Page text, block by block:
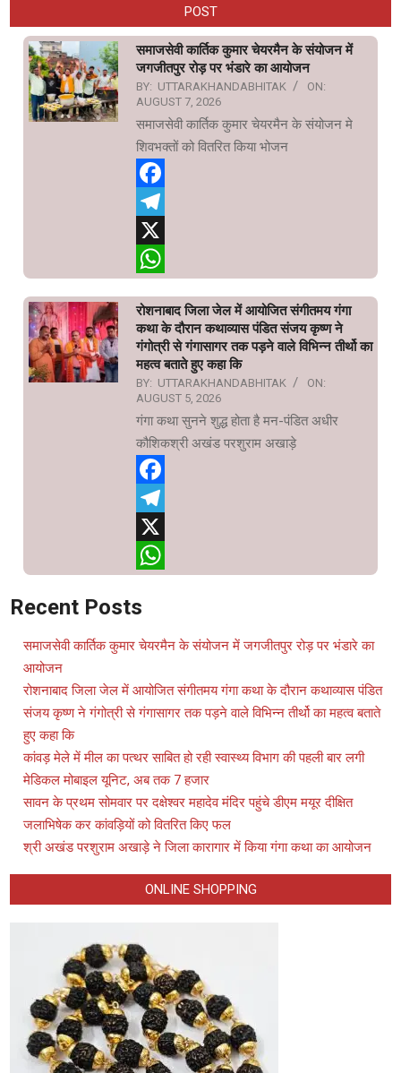
POST
समाजसेवी कार्तिक कुमार चेयरमैन के संयोजन में
जगजीतपुर रोड़ पर भंडारे का आयोजन
BY: UTTARAKHANDABHITAK
ON:
AUGUST 7, 2026
समाजसेवी कार्तिक कुमार चेयरमैन के संयोजन मे
शिवभक्तों को वितरित किया भोजन
Facebook
Telegram
X
रोशनाबाद जिला जेल में आयोजित संगीतमय गंगा
कथा के दौरान कथाव्यास पंडित संजय कृष्ण ने
गंगोत्री से गंगासागर तक पड़ने वाले विभिन्न तीर्थो का
महत्व बताते हुए कहा कि
BY: UTTARAKHANDABHITAK
ON:
AUGUST 5, 2026
गंगा कथा सुनने शुद्ध होता है मन-पंडित अधीर
कौशिकश्री अखंड परशुराम अखाड़े
Facebook
Telegram
X
Recent Posts
समाजसेवी कार्तिक कुमार चेयरमैन के संयोजन में जगजीतपुर रोड़ पर भंडारे का
आयोजन
रोशनाबाद जिला जेल में आयोजित संगीतमय गंगा कथा के दौरान कथाव्यास पंडित
संजय कृष्ण ने गंगोत्री से गंगासागर तक पड़ने वाले विभिन्न तीर्थो का महत्व बताते
हुए कहा कि
कांवड़ मेले में मील का पत्थर साबित हो रही स्वास्थ्य विभाग की पहली बार लगी
मेडिकल मोबाइल यूनिट, अब तक 7 हजार
सावन के प्रथम सोमवार पर दक्षेश्वर महादेव मंदिर पहुंचे डीएम मयूर दीक्षित
जलाभिषेक कर कांवड़ियों को वितरित किए फल
श्री अखंड परशुराम अखाड़े ने जिला कारागार में किया गंगा कथा का आयोजन
ONLINE SHOPPING